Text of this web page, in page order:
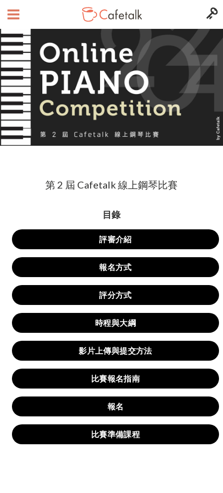
第 2 屆 Cafetalk 線上鋼琴比賽
目錄
評審介紹
報名方式
評分方式
時程與大綱
影片上傳與提交方法
比賽報名指南
報名
比賽準備課程